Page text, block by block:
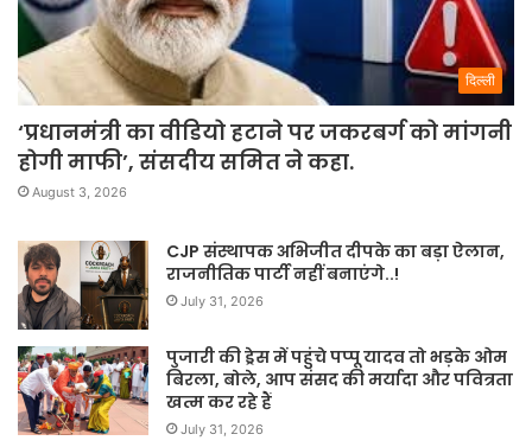
दिल्ली
‘प्रधानमंत्री का वीडियो हटाने पर जकरबर्ग को मांगनी
होगी माफी’, संसदीय समित ने कहा.
August 3, 2026
CJP संस्थापक अभिजीत दीपके का बड़ा ऐलान,
राजनीतिक पार्टी नहीं बनाएंगे..!
July 31, 2026
पुजारी की ड्रेस में पहुंचे पप्पू यादव तो भड़के ओम
बिरला, बोले, आप संसद की मर्यादा और पवित्रता
खत्म कर रहे हैं
July 31, 2026